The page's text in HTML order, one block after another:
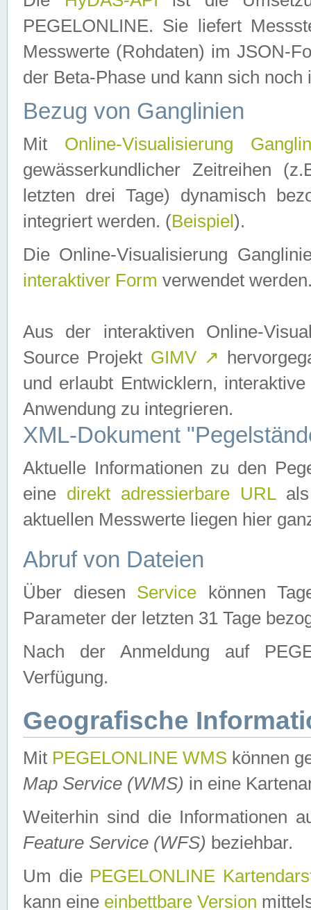
PEGELONLINE. Sie liefert
Messwerte (Rohdaten) im JSON-
der Beta-Phase und kann sich noch
Bezug von Ganglinien
Mit Online-Visualisierung
gewässerkundlicher Zeitreihen
letzten drei Tage) dynamisch
integriert werden. (Beispiel ).
Die Online-Visualisierung
interaktiver Form verwendet
Aus der interaktiven Online-
Source Projekt GIMV ↗
und erlaubt Entwicklern,
Anwendung zu integrieren.
XML-Dokument
Aktuelle Informationen zu den
eine direkt adressierbare URLals
aktuellen Messwerte liegen hier
Abruf von Dateien
Über diesen Service können
Parameter der letzten 31 Tage
Nach der Anmeldung auf
Verfügung.
Geografische
Mit PEGELONLINE WMS können
Map Service (WMS) in eine
Weiterhin sind die Informationen
Feature Service (WFS) beziehbar.
Um die PEGELONLINE
kann eine einbettbare Version